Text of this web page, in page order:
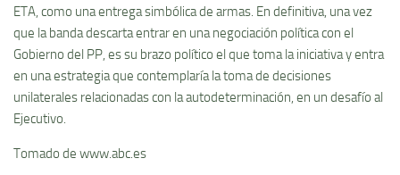
ETA, como una entrega simbólica de armas. En definitiva, una vez
que la banda descarta entrar en una negociación política con el
Gobierno del PP, es su brazo político el que toma la iniciativa y entra
en una estrategia que contemplaría la toma de decisiones
unilaterales relacionadas con la autodeterminación, en un desafío al
Ejecutivo.
Tomado de www.abc.es